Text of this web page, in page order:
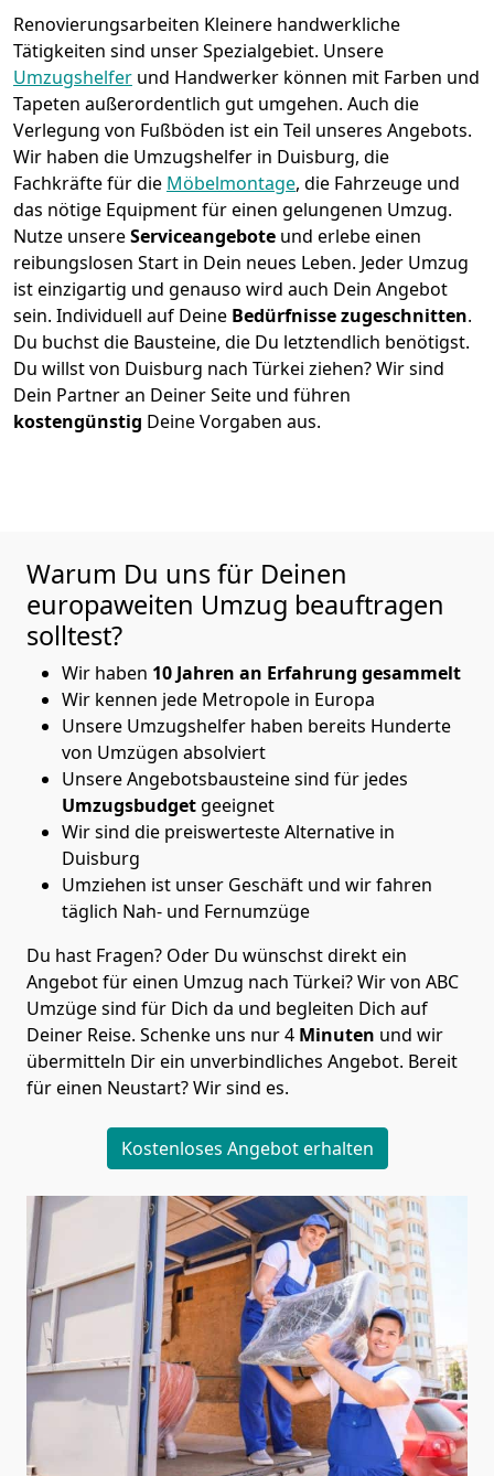
Renovierungsarbeiten Kleinere handwerkliche
Tätigkeiten sind unser Spezialgebiet. Unsere
Umzugshelfer und Handwerker können mit Farben und
Tapeten außerordentlich gut umgehen. Auch die
Verlegung von Fußböden ist ein Teil unseres Angebots.
Wir haben die Umzugshelfer in Duisburg, die
Fachkräfte für die Möbelmontage, die Fahrzeuge und
das nötige Equipment für einen gelungenen Umzug.
Nutze unsereServiceangebote und erlebe einen
reibungslosen Start in Dein neues Leben. Jeder Umzug
ist einzigartig und genauso wird auch Dein Angebot
sein. Individuell auf Deine Bedürfnisse zugeschnitten.
Du buchst die Bausteine, die Du letztendlich benötigst.
Du willst von Duisburg nach Türkei ziehen? Wir sind
Dein Partner an Deiner Seite und führen
kostengünstig Deine Vorgaben aus.
Warum Du uns für Deinen
europaweiten Umzug beauftragen
solltest?
Wir haben 10 Jahren an Erfahrung gesammelt
Wir kennen jede Metropole in Europa
Unsere Umzugshelfer haben bereits Hunderte
von Umzügen absolviert
Unsere Angebotsbausteine sind für jedes
Umzugsbudgetgeeignet
Wir sind die preiswerteste Alternative in
Duisburg
Umziehen ist unser Geschäft und wir fahren
täglich Nah- und Fernumzüge
Du hast Fragen? Oder Du wünschst direkt ein
Angebot für einen Umzug nach Türkei? Wir von ABC
Umzügesind für Dich da und begleiten Dich auf
Deiner Reise. Schenke uns nur4 Minuten und wir
übermitteln Dir ein unverbindliches Angebot. Bereit
für einen Neustart? Wir sind es.
Kostenloses Angebot erhalten